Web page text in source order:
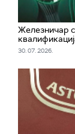
Железничар
30. 07. 2026.